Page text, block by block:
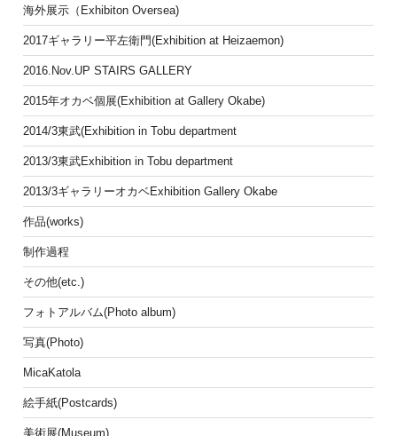
海外展示（Exhibiton Oversea)
2017ギャラリー平左衛門(Exhibition at Heizaemon)
2016.Nov.UP STAIRS GALLERY
2015年オカベ個展(Exhibition at Gallery Okabe)
2014/3東武(Exhibition in Tobu department
2013/3東武Exhibition in Tobu department
2013/3ギャラリーオカベExhibition Gallery Okabe
作品(works)
制作過程
その他(etc.)
フォトアルバム(Photo album)
写真(Photo)
MicaKatola
絵手紙(Postcards)
美術展(Museum)